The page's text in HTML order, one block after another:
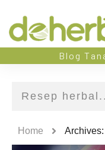
Blog
Home